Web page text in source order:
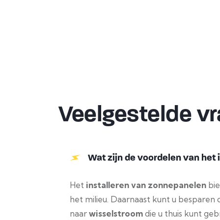
Veelgestelde
Wat zijn de voordelen van
Het installeren van zonnepanelen
het milieu. Daarnaast kunt u besparen
naarwisselstroomdie u thuis kunt